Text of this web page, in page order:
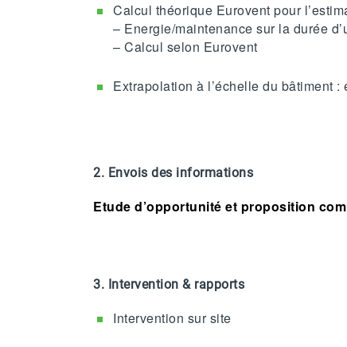
Calcul théorique Eurovent pour
– Energie/maintenance sur la durée
– Calcul selon Eurovent
Extrapolation à l’échelle du bâtiment
2. Envois des informations
Etude d’opportunité et proposition
3. Intervention & rapports
Intervention sur site